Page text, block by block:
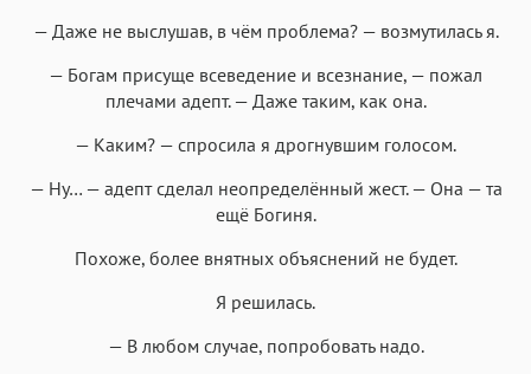
— Даже не выслушав, в чём проблема? — возмутилась я.
— Богам присуще всеведение и всезнание, — пожал
плечами адепт. — Даже таким, как она.
— Каким? — спросила я дрогнувшим голосом.
— Ну… — адепт сделал неопределённый жест. — Она — та
ещё Богиня.
Похоже, более внятных объяснений не будет.
Я решилась.
— В любом случае, попробовать надо.